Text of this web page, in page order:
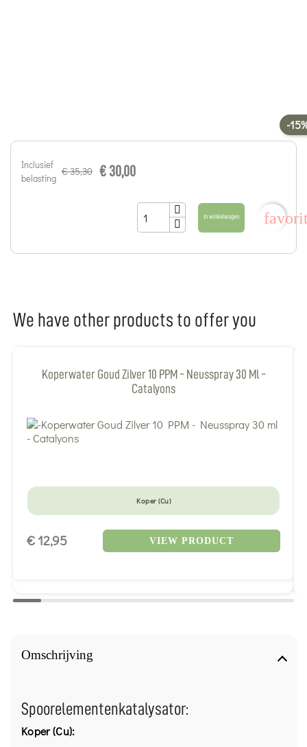
-
Inclusief
belasting
€ 35,30 € 30,00
In winkelwagen
Omschrijving
Spoorelementenkatalysator:
Koper (Cu):
We have other products to offer you
Koperwater Goud Zilver 10 PPM - Neusspray 30 Ml -
Catalyons
Koper (Cu)
€ 12,95 VIEW PRODUCT